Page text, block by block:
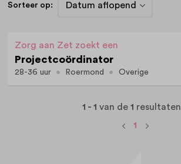
Sorteer op:
Zorg aan Zet zoekt een
Projectcoördinator
28-36 uur Roermond Overige
1 - 1 van de 1 resultaten
1